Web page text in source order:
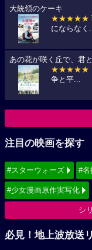
大統領のケーキ
★★★★★
にならなく...
あの花が咲く丘で、君
★★★★★
争と平...
注目の映画を探す
#スターウォーズ #名
#少女漫画原作実写化
シ
必見！地上波放送